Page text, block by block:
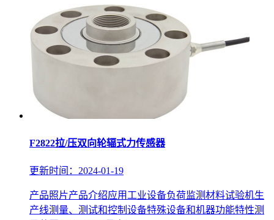
F2822拉/压双向轮辐式力传感器
更新时间：2024-01-19
产品照片产品介绍应用工业设备负荷监测材料试验机生
产线测量、测试和控制设备特殊设备和机器功能特性测